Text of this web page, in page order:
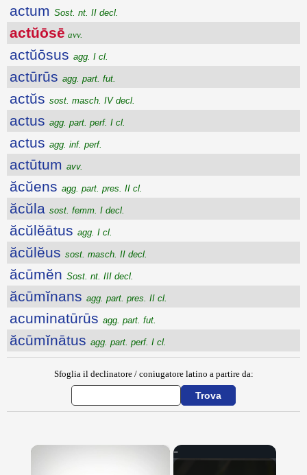
actum Sost. nt. II decl.
actŭōsē avv.
actŭōsus agg. I cl.
actūrūs agg. part. fut.
actŭs sost. masch. IV decl.
actus agg. part. perf. I cl.
actus agg. inf. perf.
actūtum avv.
ăcŭens agg. part. pres. II cl.
ăcŭla sost. femm. I decl.
ăcŭlĕātus agg. I cl.
ăcŭlĕus sost. masch. II decl.
ăcūmĕn Sost. nt. III decl.
ăcūmĭnans agg. part. pres. II cl.
acuminatūrūs agg. part. fut.
ăcūmĭnātus agg. part. perf. I cl.
Sfoglia il declinatore / coniugatore latino a partire da:
×